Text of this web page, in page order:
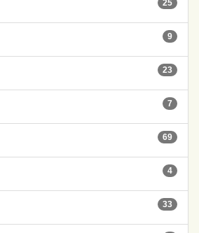
25
9
23
7
69
4
33